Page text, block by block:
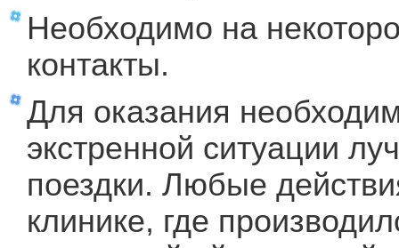
Необходимо на
контакты.
Для оказания
экстренной ситуации
поездки. Любые
клинике, где